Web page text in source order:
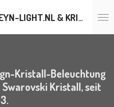
GROENENSTEYN-LIGHT.NL & KRISTALLENLUSTERS.BE
Kristall-Beleuchtung
Kristall, seit